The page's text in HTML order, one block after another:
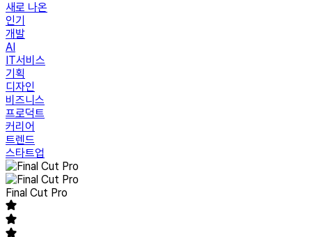
새로 나온
인기
개발
AI
IT서비스
기획
디자인
비즈니스
프로덕트
커리어
트렌드
스타트업
Final Cut Pro